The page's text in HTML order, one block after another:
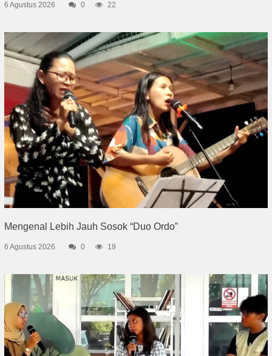
6 Agustus 2026 0 22
Mengenal Lebih Jauh Sosok “Duo Ordo”
6 Agustus 2026 0 19